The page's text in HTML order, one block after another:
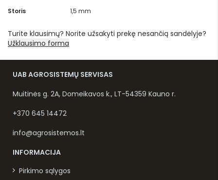
Storis
1,5 mm
Turite klausimų? Norite užsakyti prekę nesančią sandėlyje?
Užklausimo forma
UAB AGROSISTEMŲ SERVISAS
Muitinės g. 2A, Domeikavos k., LT-54359 Kauno r.
+370 645 14472
info@agrosistemos.lt
INFORMACIJA
Pirkimo sąlygos